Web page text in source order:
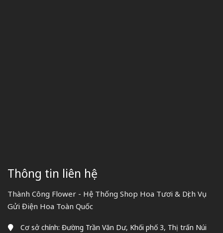
Thông tin liên hệ
Thành Công Flower - Hệ Thống Shop Hoa Tươi & Dịch Vụ
Gửi Điện Hoa Toàn Quốc
Cơ sở chính: Đường Trần Văn Dư, Khối phố 3, Thị trấn Núi